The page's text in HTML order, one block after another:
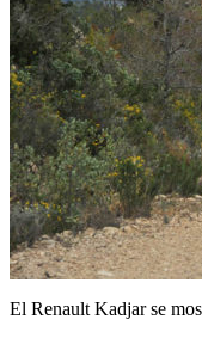
El Renault Kadjar se